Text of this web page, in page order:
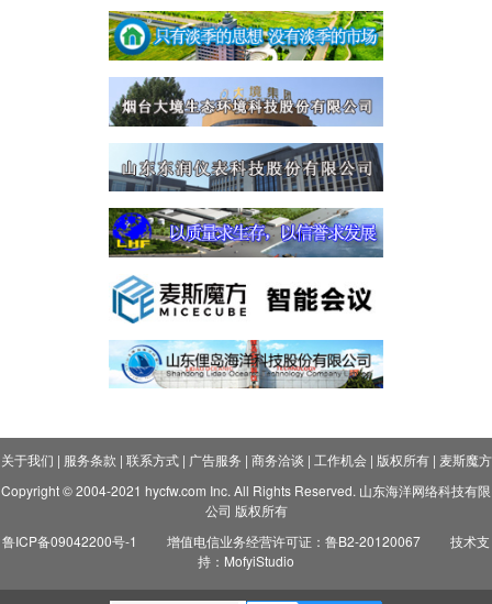
关于我们 | 服务条款 | 联系方式| 广告服务 | 商务洽谈 | 工作机会| 版权所有| 麦斯魔方
Copyright © 2004-2021 hycfw.com Inc. All Rights Reserved. 山东海洋网络科技有限
公司 版权所有
鲁ICP备09042200号-1
增值电信业务经营许可证：鲁B2-20120067
技术支
持：MofyiStudio